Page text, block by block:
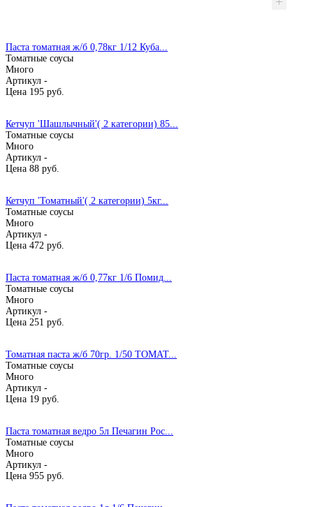
Паста томатная ж/б 0,78кг 1/12 Куба...
Томатные соусы
Много
Артикул -
Цена 195 руб.
Кетчуп 'Шашлычный'( 2 категории) 85...
Томатные соусы
Много
Артикул -
Цена 88 руб.
Кетчуп 'Томатный'( 2 категории) 5кг...
Томатные соусы
Много
Артикул -
Цена 472 руб.
Паста томатная ж/б 0,77кг 1/6 Помид...
Томатные соусы
Много
Артикул -
Цена 251 руб.
Томатная паста ж/б 70гр. 1/50 ТОМАТ...
Томатные соусы
Много
Артикул -
Цена 19 руб.
Паста томатная ведро 5л Печагин Рос...
Томатные соусы
Много
Артикул -
Цена 955 руб.